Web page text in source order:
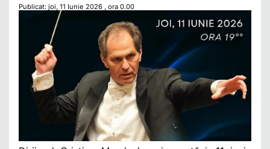
Publicat: joi, 11 Iunie 2026 , ora 0.00